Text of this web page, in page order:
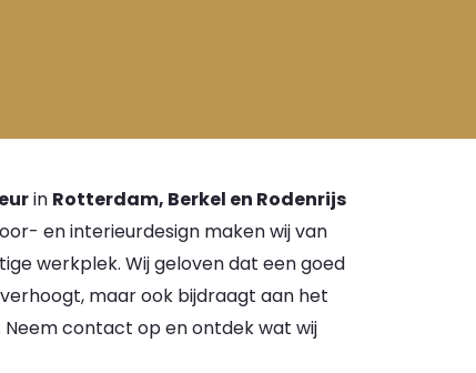
in Rotterdam, Berkel en Rodenrijs
en interieurdesign maken wij van
werkplek. Wij geloven dat een goed
maar ook bijdraagt aan het
Neem contact op en ontdek wat wij